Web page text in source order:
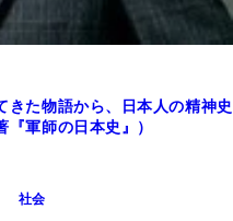
きた物語から、日本人の精神史
軍師の日本史』）
社会